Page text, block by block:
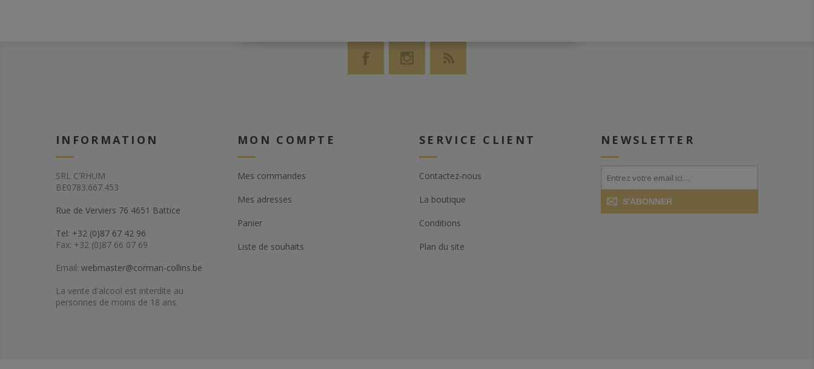
INFORMATION
SRL C’RHUM
BE0783.667.453
Rue de Verviers 76 4651 Battice
Tel: +32 (0)87 67 42 96
Fax: +32 (0)87 66 07 69
Email: webmaster@corman-collins.be
La vente d'alcool est interdite au
personnes de moins de 18 ans.
MON COMPTE
Mes commandes
Mes adresses
Panier
Liste de souhaits
SERVICE CLIENT
Contactez-nous
La boutique
Conditions
Plan du site
NEWSLETTER
S'ABONNER